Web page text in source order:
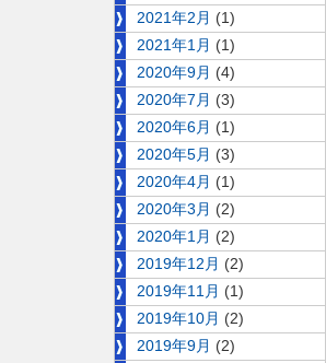
2021年2月 (1)
2021年1月 (1)
2020年9月 (4)
2020年7月 (3)
2020年6月 (1)
2020年5月 (3)
2020年4月 (1)
2020年3月 (2)
2020年1月 (2)
2019年12月 (2)
2019年11月 (1)
2019年10月 (2)
2019年9月 (2)